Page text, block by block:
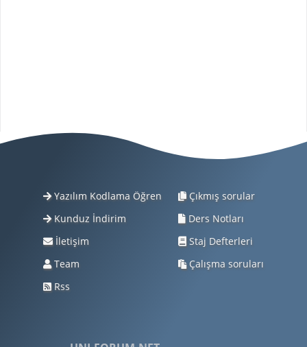
Yazılım Kodlama Öğren
Kunduz İndirim
İletişim
Team
Rss
Çıkmış sorular
Ders Notları
Staj Defterleri
Çalışma soruları